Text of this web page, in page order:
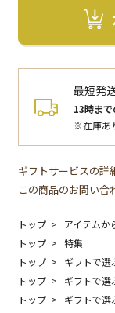
最短発
13時まで
※在庫あ
ギフトサービスの詳
この商品のお問い合
トップ アイテムか
トップ
特集
トップ
ギフトで選
トップ
ギフトで選
トップ
ギフトで選